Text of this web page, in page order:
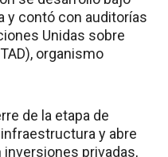
y contó con auditorías
Unidas sobre
organismo
de la etapa de
y abre
inversiones privadas,